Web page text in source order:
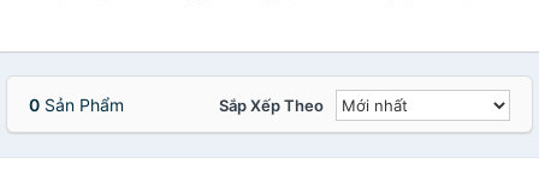
0 Sản Phẩm Sắp Xếp Theo